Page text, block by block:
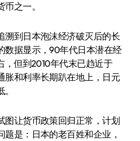
之一。
溯到日本泡沫经济破灭后的长
数据显示，90年代日本潜在经
，但到2010年代末已趋近于
胀和利率长期趴在地上，日元
图让货币政策回归正常，计划
题是：日本的老百姓和企业，